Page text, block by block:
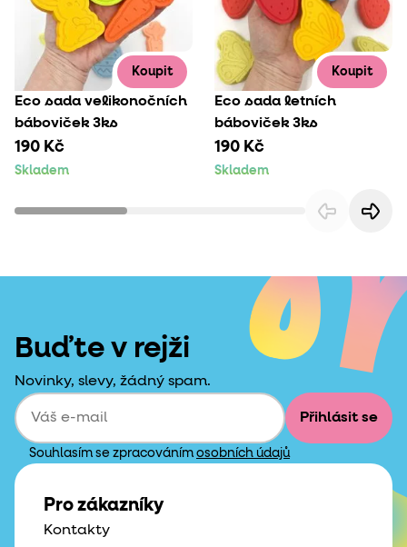
Koupit
Eco sada velikonočních
báboviček 3ks
190 Kč
Skladem
Koupit
Eco sada letních
báboviček 3ks
190 Kč
Skladem
Buďte v rejži
Novinky, slevy, žádný spam.
Přihlásit se
Souhlasím se zpracováním osobních údajů
Pro zákazníky
Kontakty